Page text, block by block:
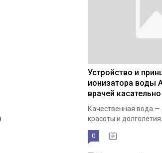
Устройство и
ионизатора воды
врачей
Качественная вода —
красоты и долголетия.
0